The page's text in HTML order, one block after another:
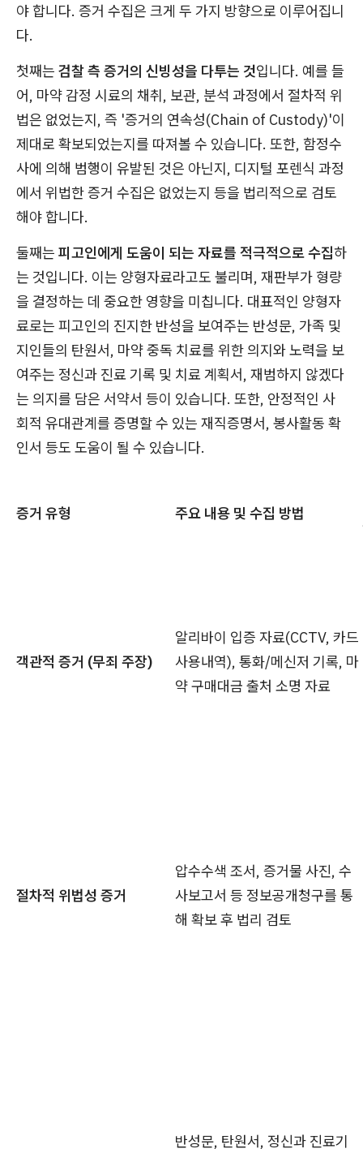
야 합니다. 증거 수집은 크게 두 가지 방향으로 이루어집니
다.
첫째는 검찰 측 증거의 신빙성을 다투는 것입니다. 예를 들
어, 마약 감정 시료의 채취, 보관, 분석 과정에서 절차적 위
법은 없었는지, 즉 '증거의 연속성(Chain of Custody)'이
제대로 확보되었는지를 따져볼 수 있습니다. 또한, 함정수
사에 의해 범행이 유발된 것은 아닌지, 디지털 포렌식 과정
에서 위법한 증거 수집은 없었는지 등을 법리적으로 검토
해야 합니다.
둘째는 피고인에게 도움이 되는 자료를 적극적으로 수집하
는 것입니다. 이는 양형자료라고도 불리며, 재판부가 형량
을 결정하는 데 중요한 영향을 미칩니다. 대표적인 양형자
료로는 피고인의 진지한 반성을 보여주는 반성문, 가족 및
지인들의 탄원서, 마약 중독 치료를 위한 의지와 노력을 보
여주는 정신과 진료 기록 및 치료 계획서, 재범하지 않겠다
는 의지를 담은 서약서 등이 있습니다. 또한, 안정적인 사
회적 유대관계를 증명할 수 있는 재직증명서, 봉사활동 확
인서 등도 도움이 될 수 있습니다.
증거 유형 주요 내용 및 수집 방법
객관적 증거 (무죄 주장)
알리바이 입증 자료(CCTV, 카드
사용내역), 통화/메신저 기록, 마
약 구매대금 출처 소명 자료
절차적 위법성 증거
압수수색 조서, 증거물 사진, 수
사보고서 등 정보공개청구를 통
해 확보 후 법리 검토
반성문, 탄원서, 정신과 진료기